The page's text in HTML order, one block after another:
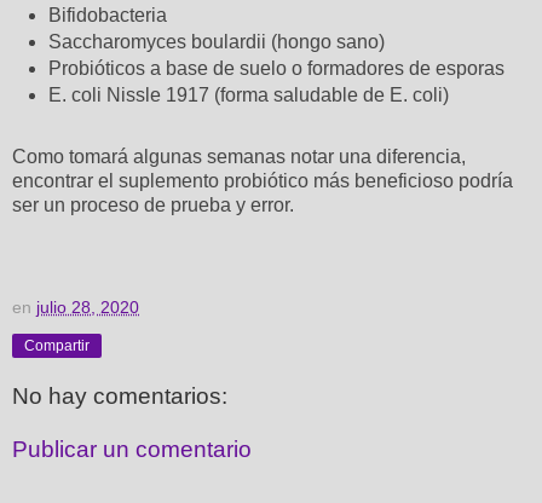
Bifidobacteria
Saccharomyces boulardii (hongo sano)
Probióticos a base de suelo o formadores de esporas
E. coli Nissle 1917 (forma saludable de E. coli)
Como tomará algunas semanas notar una diferencia,
encontrar el suplemento probiótico más beneficioso podría
ser un proceso de prueba y error.
en julio 28, 2020
Compartir
No hay comentarios:
Publicar un comentario